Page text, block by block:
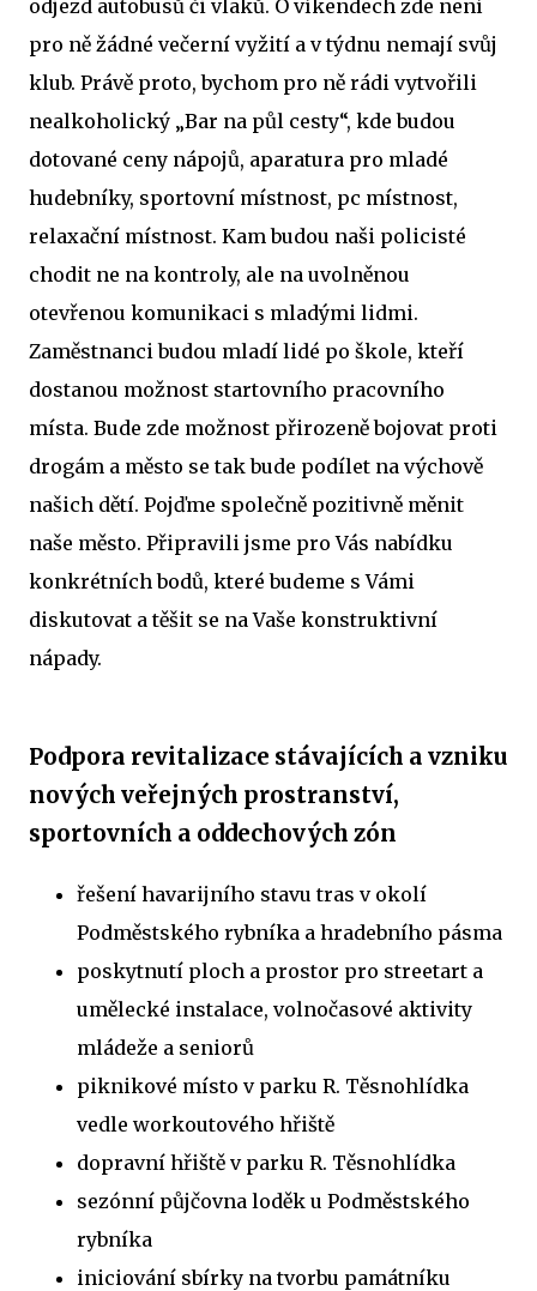
odjezd autobusů či vlaků. O víkendech zde není
pro ně žádné večerní vyžití a v týdnu nemají svůj
klub. Právě proto, bychom pro ně rádi vytvořili
nealkoholický „Bar na půl cesty“, kde budou
dotované ceny nápojů, aparatura pro mladé
hudebníky, sportovní místnost, pc místnost,
relaxační místnost. Kam budou naši policisté
chodit ne na kontroly, ale na uvolněnou
otevřenou komunikaci s mladými lidmi.
Zaměstnanci budou mladí lidé po škole, kteří
dostanou možnost startovního pracovního
místa. Bude zde možnost přirozeně bojovat proti
drogám a město se tak bude podílet na výchově
našich dětí. Pojďme společně pozitivně měnit
naše město. Připravili jsme pro Vás nabídku
konkrétních bodů, které budeme s Vámi
diskutovat a těšit se na Vaše konstruktivní
nápady.
Podpora revitalizace stávajících a vzniku
nových veřejných prostranství,
sportovních a oddechových zón
řešení havarijního stavu tras v okolí
Podměstského rybníka a hradebního pásma
poskytnutí ploch a prostor pro streetart a
umělecké instalace, volnočasové aktivity
mládeže a seniorů
piknikové místo v parku R. Těsnohlídka
vedle workoutového hřiště
dopravní hřiště v parku R. Těsnohlídka
sezónní půjčovna loděk u Podměstského
rybníka
iniciování sbírky na tvorbu památníku